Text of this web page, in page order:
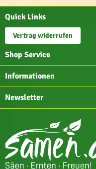
Quick Links
Vertrag widerrufen
Shop Service
Informationen
Newsletter